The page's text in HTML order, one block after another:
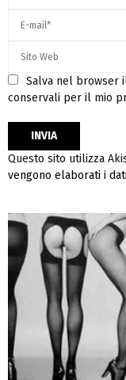
Salva nel browser
conservali per il mio
Questo sito utilizza
vengono elaborati i